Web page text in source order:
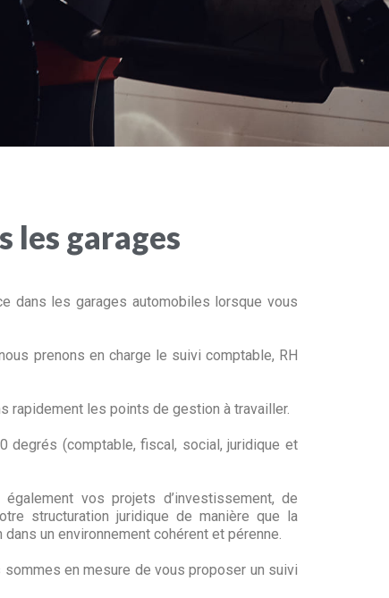
les garages
dans les garages automobiles lorsque vous
prenons en charge le suivi comptable, RH
rapidement les points de gestion à travailler.
degrés (comptable, fiscal, social, juridique et
vos projets d’investissement, de
structuration juridique de manière que la
un environnement cohérent et pérenne.
en mesure de vous proposer un suivi